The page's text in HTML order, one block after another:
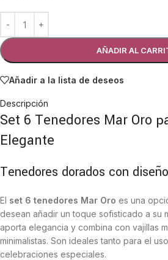
AÑADIR AL
Añadir a la lista de deseos
Descripción
Set 6 Tenedores Mar Oro
Elegante
Tenedores dorados con
El set 6 tenedores Mar Oro es una
desean añadir un toque sofisticado a su
aporta elegancia y combina con vajillas
minimalistas. Son ideales tanto para el
celebraciones especiales.